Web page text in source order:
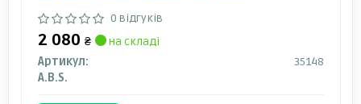
0 відгуків
2 080 ₴
на складі
Артикул:
35148
A.B.S.